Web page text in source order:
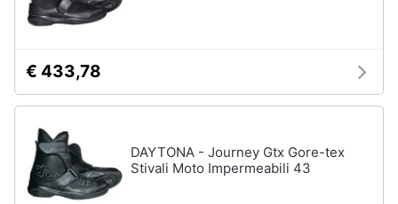
€ 433,78
DAYTONA - Journey Gtx Gore-tex
Stivali Moto Impermeabili 43